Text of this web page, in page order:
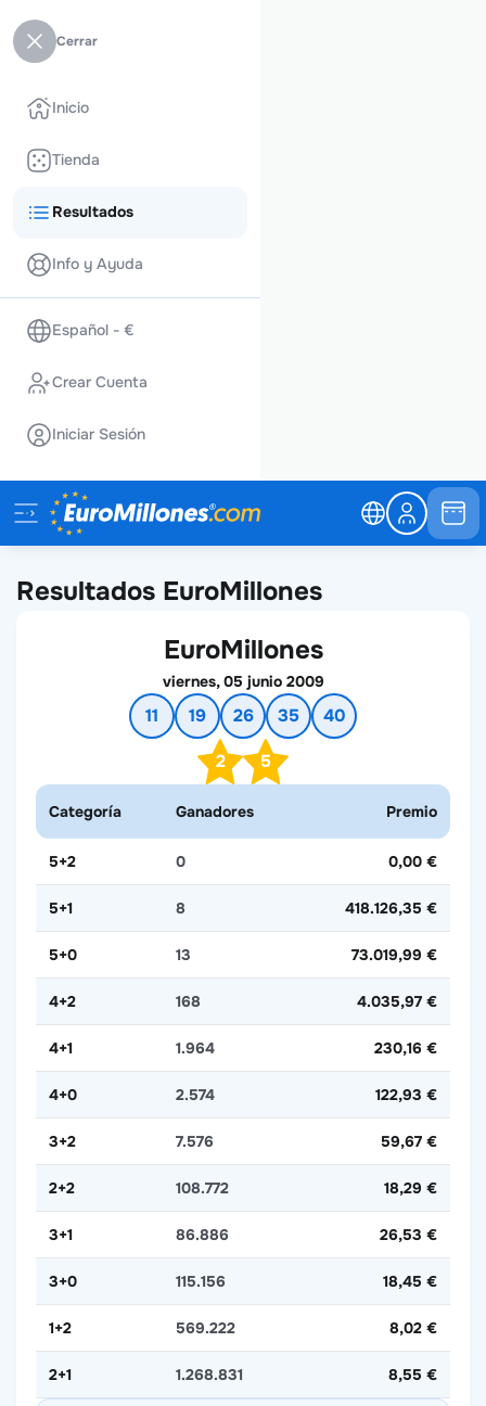
Cerrar
Inicio
Tienda
Resultados
Info y Ayuda
Español - €
Crear Cuenta
Iniciar Sesión
Resultados EuroMillones
EuroMillones
viernes, 05 junio 2009
11 19 26 35
40
2
5
Categoría Ganadores Premio
5+2 0 0,00 €
5+1 8 418.126,35 €
5+0 13 73.019,99 €
4+2 168 4.035,97 €
4+1 1.964 230,16 €
4+0 2.574 122,93 €
3+2 7.576 59,67 €
2+2 108.772 18,29 €
3+1 86.886 26,53 €
3+0 115.156 18,45 €
1+2 569.222 8,02 €
2+1 1.268.831 8,55 €